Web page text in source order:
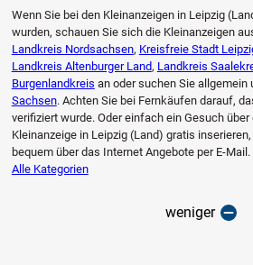
Wenn Sie bei den Kleinanzeigen in Leipzig
wurden, schauen Sie sich die Kleinanzeigen
Landkreis Nordsachsen, Kreisfreie Stadt
Landkreis Altenburger Land, Landkreis
Burgenlandkreis an oder suchen Sie allgemein
Sachsen. Achten Sie bei Fernkäufen darauf,
verifiziert wurde. Oder einfach ein Gesuch
Kleinanzeige in Leipzig (Land) gratis
bequem über das Internet Angebote per E-Mail.
Alle Kategorien
weniger